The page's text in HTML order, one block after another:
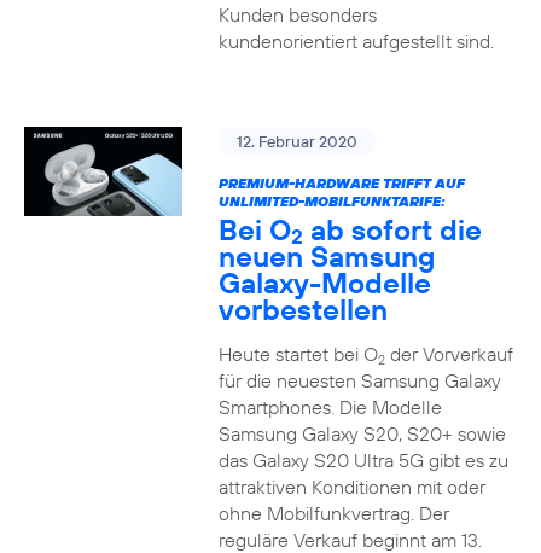
Kunden besonders
kundenorientiert aufgestellt sind.
12. Februar 2020
PREMIUM-HARDWARE TRIFFT AUF
UNLIMITED-MOBILFUNKTARIFE:
Bei O2 ab sofort die
neuen Samsung
Galaxy-Modelle
vorbestellen
Heute startet bei O2der Vorverkauf
für die neuesten Samsung Galaxy
Smartphones. Die Modelle
Samsung Galaxy S20, S20+ sowie
das Galaxy S20 Ultra 5G gibt es zu
attraktiven Konditionen mit oder
ohne Mobilfunkvertrag. Der
reguläre Verkauf beginnt am 13.